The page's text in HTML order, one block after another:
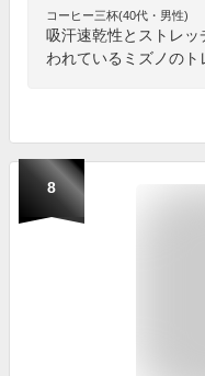
コーヒー三杯(40代・男性)
吸汗速乾性とストレ
われているミズノのト
8